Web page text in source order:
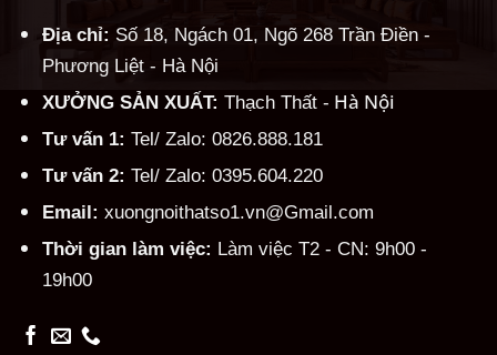
Địa chỉ: Số 18, Ngách 01, Ngõ 268 Trần Điền -
Phương Liệt - Hà Nội
XƯỞNG SẢN XUẤT: Thạch Thất - Hà Nội
Tư vấn 1: Tel/ Zalo: 0826.888.181
Tư vấn 2: Tel/ Zalo: 0395.604.220
Email: xuongnoithatso1.vn@Gmail.com
Thời gian làm việc: Làm việc T2 - CN: 9h00 -
19h00